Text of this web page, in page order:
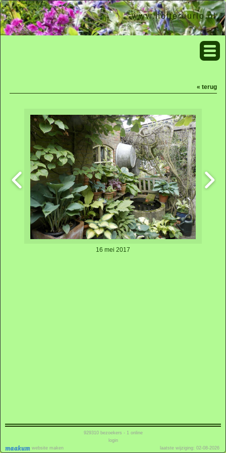
www.hofteruurlo.nl
« terug
16 mei 2017
website maken
929310bezoekers - 1 online
login
laatste wijziging: 02-08-2026